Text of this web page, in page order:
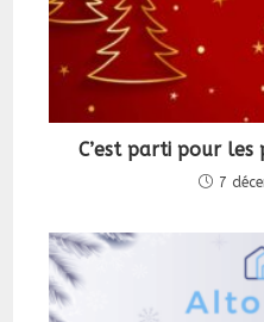
C’est parti pour
7